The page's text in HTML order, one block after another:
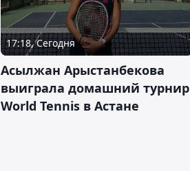
17:18, Сегодня
Асылжан Арыстанбекова
выиграла домашний турнир
World Tennis в Астане